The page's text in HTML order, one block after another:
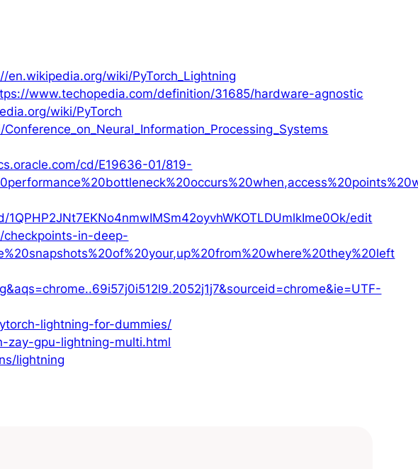
en.wikipedia.org/wiki/PyTorch_Lightning
www.techopedia.com/definition/31685/hardware-agnostic
wiki/PyTorch
cd/E19636-01/819-
edit
in-deep-
lightning-for-dummies/
zay-gpu-lightning-multi.html
lightning